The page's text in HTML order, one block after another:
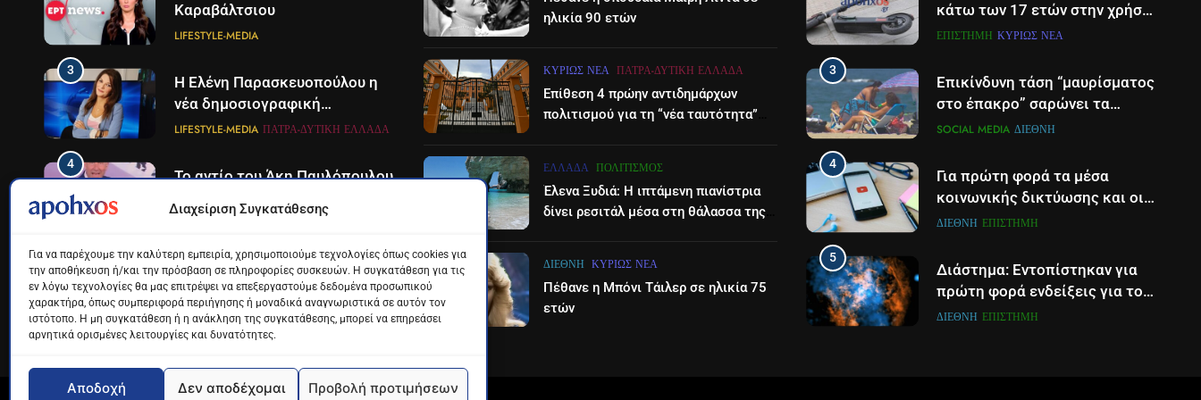
Διαχείριση Συγκατάθεσης
Για να παρέχουμε την καλύτερη εμπειρία, χρησιμοποιούμε τεχνολογίες όπως cookies για
την αποθήκευση ή/και την πρόσβαση σε πληροφορίες συσκευών. Η συγκατάθεση για τις
εν λόγω τεχνολογίες θα μας επιτρέψει να επεξεργαστούμε δεδομένα προσωπικού
χαρακτήρα, όπως συμπεριφορά περιήγησης ή μοναδικά αναγνωριστικά σε αυτόν τον
ιστότοπο. Η μη συγκατάθεση ή η ανάκληση της συγκατάθεσης, μπορεί να επηρεάσει
αρνητικά ορισμένες λειτουργίες και δυνατότητες.
Αποδοχή Δεν αποδέχομαι Προβολή προτιμήσεων
Καραβάλτσιου
LIFESTYLE-MEDIA
3
Η Ελένη Παρασκευοπούλου η
νέα δημοσιογραφική
προσθήκη του ΣΚΑΪ στην
LIFESTYLE-MEDIA ΠΆΤΡΑ-ΔΥΤΙΚΉ ΕΛΛΆΔΑ
4
Το αντίο του Άκη Παυλόπουλου
5
Ο Παναγιώτης Στάθης στο
«τιμόνι» του κεντρικού
δελτίου ειδήσεων της ΕΡΤ
LIFESTYLE-MEDIA
Στον ΑΝΤ1 η Σία Κοσιώνη- Η
ανακοίνωση του σταθμού
ηλικία 90 ετών
ΚΥΡΊΩΣ ΝΈΑ ΠΆΤΡΑ-ΔΥΤΙΚΉ ΕΛΛΆΔΑ
Επίθεση 4 πρώην αντιδημάρχων
πολιτισμού για τη “νέα ταυτότητα”
ΕΛΛΆΔΑ ΠΟΛΙΤΙΣΜΌΣ
Έλενα Ξυδιά: Η ιπτάμενη πιανίστρια
δίνει ρεσιτάλ μέσα στη θάλασσα της
ΔΙΕΘΝΉ ΚΥΡΊΩΣ ΝΈΑ
Πέθανε η Μπόνι Τάιλερ σε ηλικία 75
ετών
κάτω των 17 ετών στην χρήση
πατινιού- Οι νέες ρυθμίσεις
ΕΠΙΣΤΉΜΗ ΚΥΡΊΩΣ ΝΈΑ
3
Επικίνδυνη τάση “μαυρίσματος
στο έπακρο” σαρώνει τα
σόσιαλ
SOCIAL MEDIA ΔΙΕΘΝΉ
4
Για πρώτη φορά τα μέσα
κοινωνικής δικτύωσης και οι
πλατφόρμες βίντεο
περισσότερο για ενημέρωση,
σε παγκόσμιο επίπεδο
ΔΙΕΘΝΉ ΕΠΙΣΤΉΜΗ
5
Διάστημα: Εντοπίστηκαν για
πρώτη φορά ενδείξεις για τον
άνεμο που εκπέμπει η μαύρη
ΔΙΕΘΝΉ ΕΠΙΣΤΉΜΗ